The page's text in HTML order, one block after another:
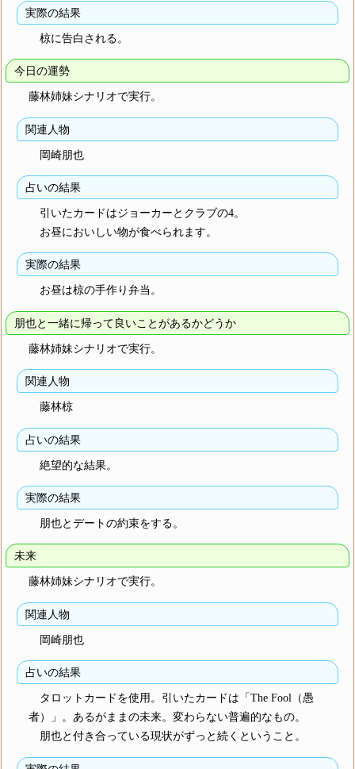
実際の結果
椋に告白される。
今日の運勢
藤林姉妹シナリオで実行。
関連人物
岡崎朋也
占いの結果
引いたカードはジョーカーとクラブの4。
お昼においしい物が食べられます。
実際の結果
お昼は椋の手作り弁当。
朋也と一緒に帰って良いことがあるかどうか
藤林姉妹シナリオで実行。
関連人物
藤林椋
占いの結果
絶望的な結果。
実際の結果
朋也とデートの約束をする。
未来
藤林姉妹シナリオで実行。
関連人物
岡崎朋也
占いの結果
タロットカードを使用。引いたカードは「The Fool（愚
者）」。あるがままの未来。変わらない普遍的なもの。
朋也と付き合っている現状がずっと続くということ。